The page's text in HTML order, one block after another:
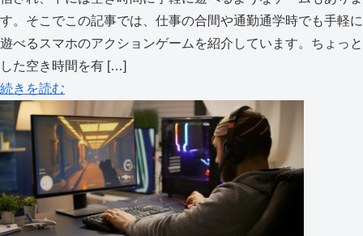
す。そこでこの記事では、仕事の合間や通勤通学時でも手軽に
遊べるスマホのアクションゲームを紹介しています。ちょっと
した空き時間を有 […]
続きを読む